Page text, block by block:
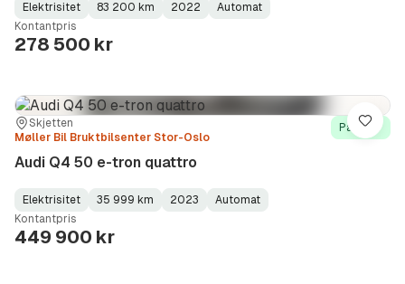
Fuel
Type:
Elektrisitet
Kilometerstand:
83 200 km
Model
Year:
2022
Gearbox
Type:
Automat
Kontantpris
278 500 kr
Sted:
Skjetten
Forhandler:
Møller Bil Bruktbilsenter Stor-Oslo
På lager
Audi Q4 50 e-tron quattro
Fuel
Type:
Elektrisitet
Kilometerstand:
35 999 km
Model
Year:
2023
Gearbox
Type:
Automat
Kontantpris
449 900 kr
Lagre